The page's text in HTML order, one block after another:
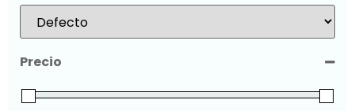
Sort Products
Precio